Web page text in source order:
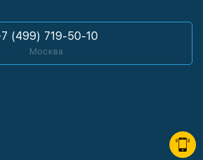
(499) 719-50-10
Москва